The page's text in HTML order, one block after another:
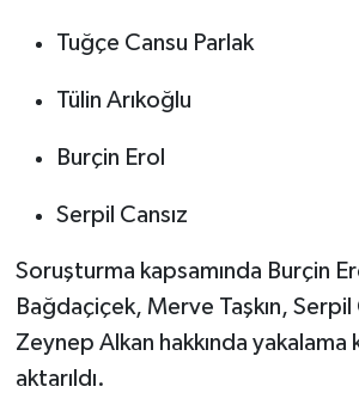
Tuğçe Cansu Parlak
Tülin Arıkoğlu
Burçin Erol
Serpil Cansız
Soruşturma kapsamında Burçin
Bağdaçiçek, Merve Taşkın, Serpil
Zeynep Alkan hakkında yakalama
aktarıldı.